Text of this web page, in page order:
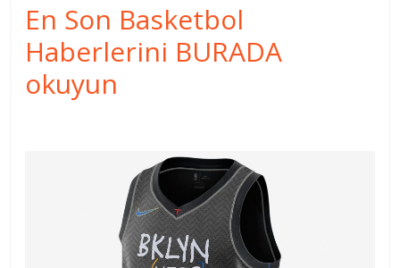
En Son Basketbol
Haberlerini BURADA
okuyun